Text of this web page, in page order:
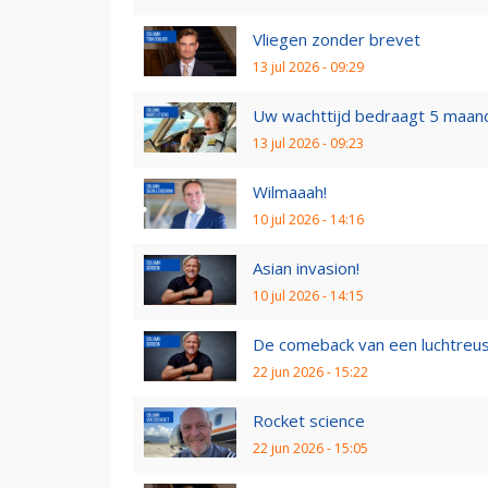
Vliegen zonder brevet
13 jul 2026 - 09:29
Uw wachttijd bedraagt 5
13 jul 2026 - 09:23
Wilmaaah!
10 jul 2026 - 14:16
Asian invasion!
10 jul 2026 - 14:15
De comeback van een luchtreus
22 jun 2026 - 15:22
Rocket science
22 jun 2026 - 15:05